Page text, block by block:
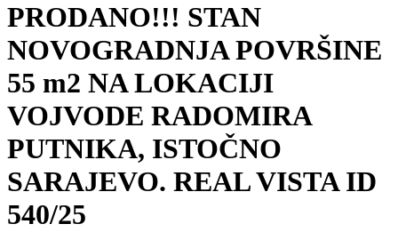
PRODANO!!! STAN
NOVOGRADNJA POVRŠINE
55 m2 NA LOKACIJI
VOJVODE RADOMIRA
PUTNIKA, ISTOČNO
SARAJEVO. REAL VISTA ID
540/25